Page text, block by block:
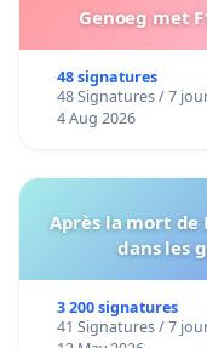
Genoeg met
48 signatures
48 Signatures / 7
4 Aug 2026
Après la mort de
dans les
3 200 signatures
41 Signatures / 7